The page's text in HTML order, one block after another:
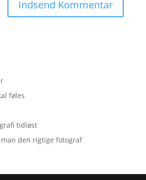
føles
tidløst
den rigtige fotograf